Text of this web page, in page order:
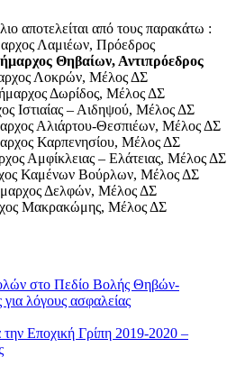
αποτελείται από τους παρακάτω :
Λαμιέων, Πρόεδρος
Θηβαίων, Αντιπρόεδρος
Λοκρών, Μέλος ΔΣ
Δωρίδος, Μέλος ΔΣ
Ιστιαίας – Αιδηψού, Μέλος ΔΣ
Αλιάρτου-Θεσπιέων, Μέλος ΔΣ
Καρπενησίου, Μέλος ΔΣ
Αμφίκλειας – Ελάτειας, Μέλος ΔΣ
Καμένων Βούρλων, Μέλος ΔΣ
Δελφών, Μέλος ΔΣ
Μακρακώμης, Μέλος ΔΣ
στο Πεδίο Βολής Θηβών-
λόγους ασφαλείας
την Εποχική Γρίπη 2019-2020 –